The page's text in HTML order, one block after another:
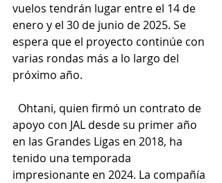
vuelos tendrán lugar entre el 14 de
enero y el 30 de junio de 2025. Se
espera que el proyecto continúe con
varias rondas más a lo largo del
próximo año.
Ohtani, quien firmó un contrato de
apoyo con JAL desde su primer año
en las Grandes Ligas en 2018, ha
tenido una temporada
impresionante en 2024. La compañía